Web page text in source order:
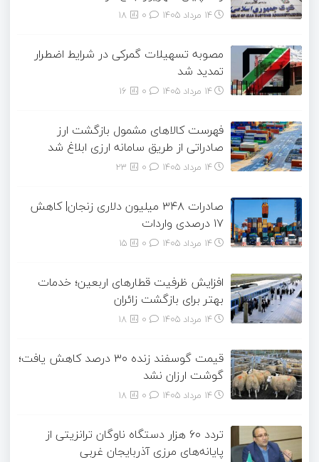
14 مرداد 1405 18
مصوبه تسهیلات گمرکی در شرایط اضطرار
تمدید شد
14 مرداد 1405 16
فهرست کالاهای مشمول بازگشت ارز
صادراتی از طریق سامانه ارزی ابلاغ شد
14 مرداد 1405 23
صادرات ۳۴۸ میلیون دلاری زنجان| ‌کاهش
۱۷ درصدی واردات
14 مرداد 1405 15
افزایش ظرفیت قطارهای اربعین؛ خدمات
بهتر برای بازگشت زائران
14 مرداد 1405 18
قیمت گوسفند زنده ۳۰ درصد کاهش یافت؛
گوشت ارزان نشد
14 مرداد 1405 18
تردد ۶۰ هزار دستگاه ناوگان ترانزیتی از
پایانه‌های مرزی آذربایجان ‌غربی